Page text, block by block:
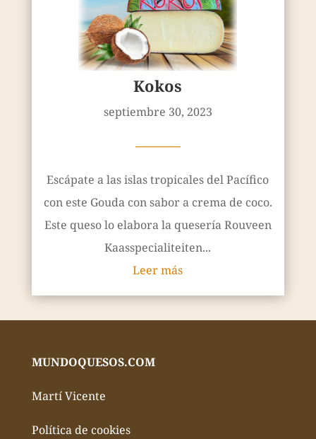
Kokos
septiembre 30, 2023
————
Escápate a las islas tropicales del Pacífico
con este Gouda con sabor a crema de coco.
Este queso lo elabora la quesería Rouveen
Kaasspecialiteiten...
Leer más
MUNDOQUESOS.COM
Martí Vicente
Política de cookies